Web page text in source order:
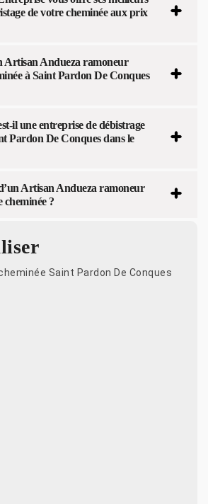
de votre cheminée aux prix
Artisan Andueza ramoneur
à Saint Pardon De Conques
il une entreprise de débistrage
Pardon De Conques dans le
Artisan Andueza ramoneur
cheminée ?
Saint Pardon De Conques